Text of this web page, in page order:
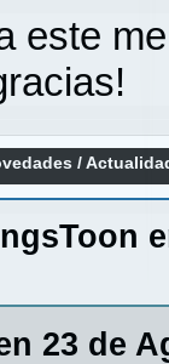
este
/
23 de